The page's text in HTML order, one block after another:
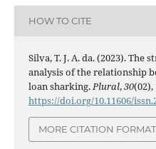
HOW TO CITE
Silva, T. J. A. da. (2023). The
analysis of the relationship
loan sharking.Plural,30(02),
https://doi.org/10.11606/
MORE CITATION